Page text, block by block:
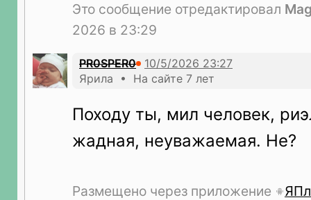
Это сообщение отредактировал
2026 в 23:29
PR0SPER0
Ярила • На сайте 7 лет
Походу ты, мил человек,
жадная, неуважаемая. Не?
Размещено через приложение